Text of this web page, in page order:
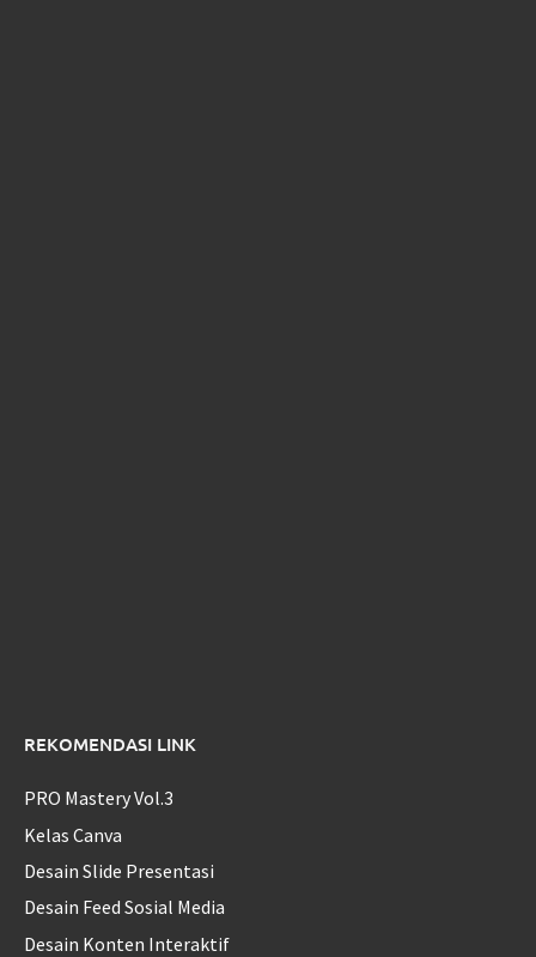
REKOMENDASI LINK
PRO Mastery Vol.3
Kelas Canva
Desain Slide Presentasi
Desain Feed Sosial Media
Desain Konten Interaktif